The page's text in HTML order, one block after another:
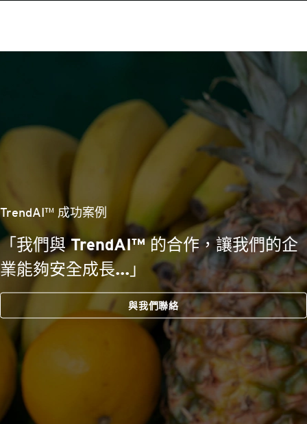
TrendAI™ 成功案例
「我們與 TrendAI™ 的合作，讓我們的企
業能夠安全成長...」
與我們聯絡